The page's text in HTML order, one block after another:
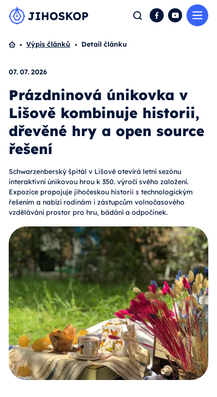
Hledat FacebookYouTube
Domů
Výpis článků Detail článku
07. 07. 2026
Prázdninová únikovka v
Lišově kombinuje historii,
dřevěné hry a open source
řešení
Schwarzenberský špitál v Lišově otevírá letní sezónu
interaktivní únikovou hrou k 350. výročí svého založení.
Expozice propojuje jihočeskou historii s technologickým
řešením a nabízí rodinám i zástupcům volnočasového
vzdělávání prostor pro hru, bádání a odpočinek.